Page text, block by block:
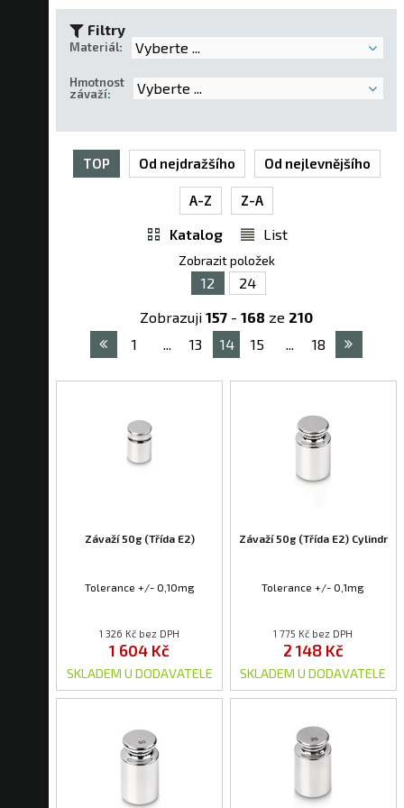
Filtry
Materiál: Vyberte ...
Hmotnost
závaží: Vyberte ...
TOP Od nejdražšího Od nejlevnějšího
A-Z Z-A
Katalog List
Zobrazit položek
12
24
Zobrazuji 157 - 168 ze 210
1
... 13 14 15 ... 18
Závaží 50g (Třída E2)
Tolerance +/- 0,10mg
1 326 Kč bez DPH
1 604 Kč
SKLADEM U DODAVATELE
Závaží 50g (Třída E2) Cylindr
Tolerance +/- 0,1mg
1 775 Kč bez DPH
2 148 Kč
SKLADEM U DODAVATELE